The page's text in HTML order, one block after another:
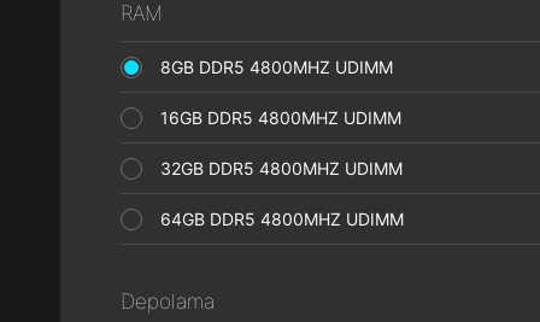
RAM
8GB DDR5 4800MHZ UDIMM
16GB DDR5 4800MHZ UDIMM
32GB DDR5 4800MHZ UDIMM
64GB DDR5 4800MHZ UDIMM
Depolama